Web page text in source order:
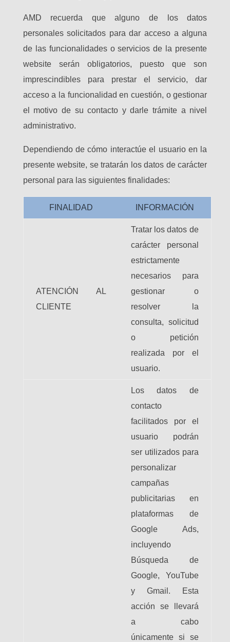
AMD recuerda que alguno de los datos
personales solicitados para dar acceso a alguna
de las funcionalidades o servicios de la presente
website serán obligatorios, puesto que son
imprescindibles para prestar el servicio, dar
acceso a la funcionalidad en cuestión, o gestionar
el motivo de su contacto y darle trámite a nivel
administrativo.
Dependiendo de cómo interactúe el usuario en la
presente website, se tratarán los datos de carácter
personal para las siguientes finalidades:
FINALIDAD INFORMACIÓN
ATENCIÓN AL
CLIENTE
Tratar los datos de
carácter personal
estrictamente
necesarios para
gestionar o
resolver la
consulta, solicitud
o petición
realizada por el
usuario.
Los datos de
contacto
facilitados por el
usuario podrán
ser utilizados para
personalizar
campañas
publicitarias en
plataformas de
Google Ads,
incluyendo
Búsqueda de
Google, YouTube
y Gmail. Esta
acción se llevará
a cabo
únicamente si se